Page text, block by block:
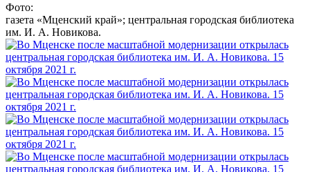
Фото:
газета «Мценский край»; центральная городская библиотека
им. И. А. Новикова.